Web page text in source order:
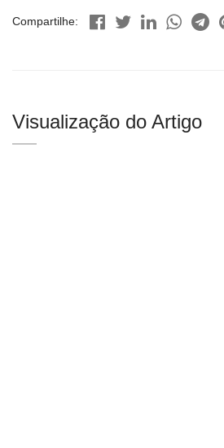
Compartilhe:
Visualização do Artigo